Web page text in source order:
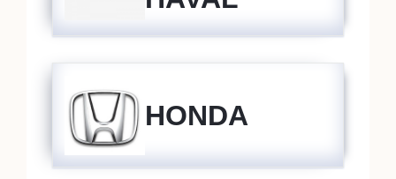
HONDA